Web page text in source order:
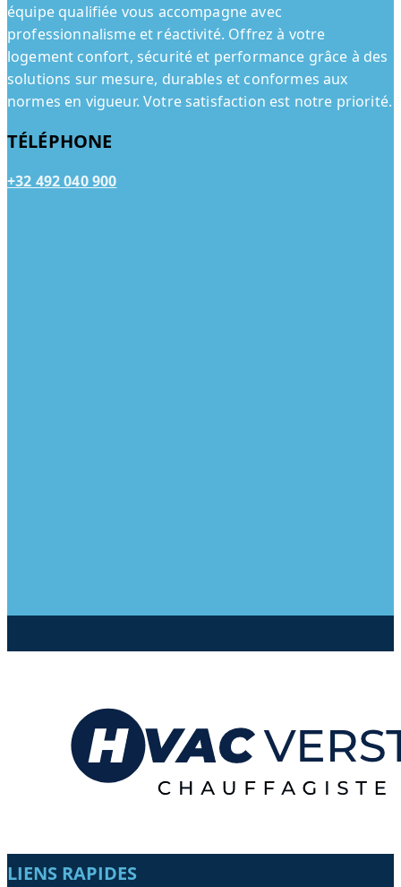
équipe qualifiée vous accompagne avec
professionnalisme et réactivité. Offrez à votre
logement confort, sécurité et performance grâce à des
solutions sur mesure, durables et conformes aux
normes en vigueur. Votre satisfaction est notre priorité.
TÉLÉPHONE
+32 492 040 900
LIENS RAPIDES